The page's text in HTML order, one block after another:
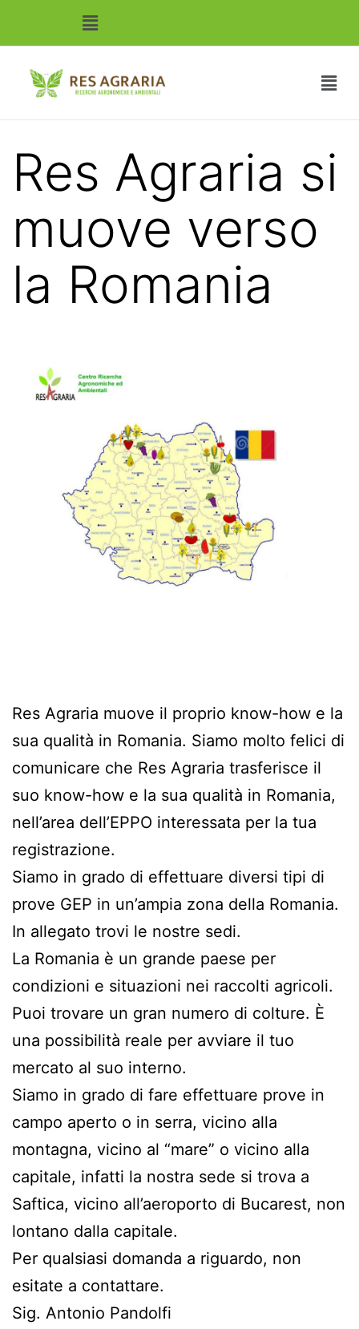
Res Agraria si
muove verso
la Romania
Res Agraria muove il proprio know-how e la
sua qualità in Romania. Siamo molto felici di
comunicare che Res Agraria trasferisce il
suo know-how e la sua qualità in Romania,
nell’area dell’EPPO interessata per la tua
registrazione.
Siamo in grado di effettuare diversi tipi di
prove GEP in un’ampia zona della Romania.
In allegato trovi le nostre sedi.
La Romania è un grande paese per
condizioni e situazioni nei raccolti agricoli.
Puoi trovare un gran numero di colture. È
una possibilità reale per avviare il tuo
mercato al suo interno.
Siamo in grado di fare effettuare prove in
campo aperto o in serra, vicino alla
montagna, vicino al “mare” o vicino alla
capitale, infatti la nostra sede si trova a
Saftica, vicino all’aeroporto di Bucarest, non
lontano dalla capitale.
Per qualsiasi domanda a riguardo, non
esitate a contattare.
Sig. Antonio Pandolfi